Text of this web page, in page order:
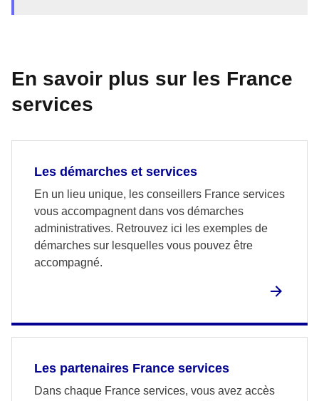
En savoir plus sur les France
services
Les démarches et services
En un lieu unique, les conseillers France services
vous accompagnent dans vos démarches
administratives. Retrouvez ici les exemples de
démarches sur lesquelles vous pouvez être
accompagné.
Les partenaires France services
Dans chaque France services, vous avez accès